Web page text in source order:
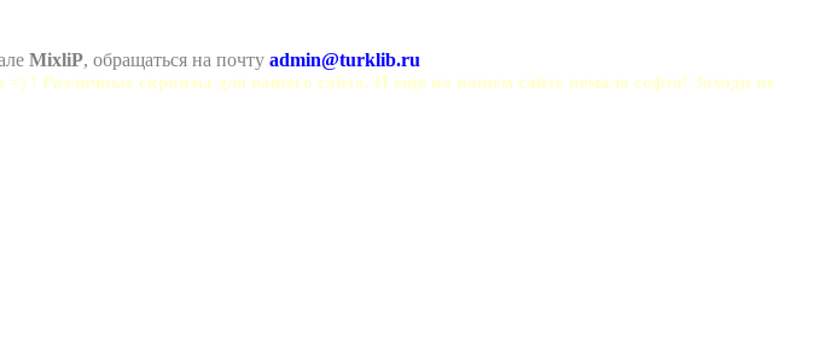
MixliP, обращаться на почту admin@turklib.ru
! Различные скрипты для вашего сайта. И еще на нашем сайте немало софта! Заходи не